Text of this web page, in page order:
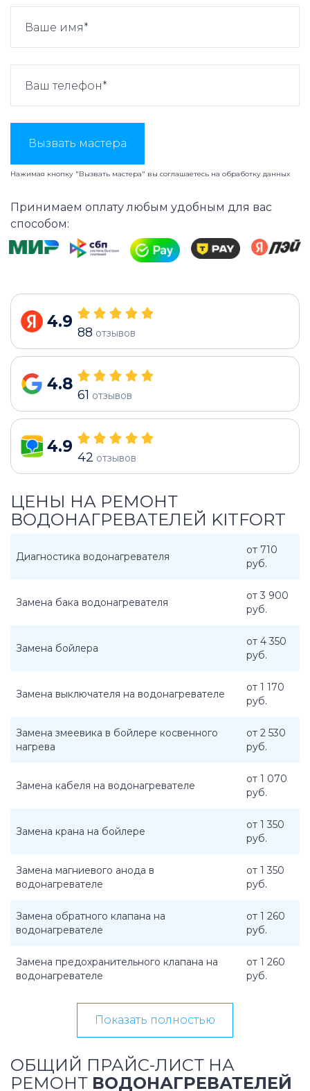
Вызвать мастера
Нажимая кнопку "Вызвать мастера" вы соглашаетесь на обработку данных
Принимаем оплату любым удобным для вас
способом:
4.9
88 отзывов
4.8
61 отзывов
4.9
42 отзывов
ЦЕНЫ НА РЕМОНТ
ВОДОНАГРЕВАТЕЛЕЙ KITFORT
Диагностика водонагревателя
от 710
руб.
Замена бака водонагревателя
от 3 900
руб.
Замена бойлера
от 4 350
руб.
Замена выключателя на водонагревателе
от 1 170
руб.
Замена змеевика в бойлере косвенного
нагрева
от 2 530
руб.
Замена кабеля на водонагревателе
от 1 070
руб.
Замена крана на бойлере
от 1 350
руб.
Замена магниевого анода в
водонагревателе
от 1 350
руб.
Замена обратного клапана на
водонагревателе
от 1 260
руб.
Замена предохранительного клапана на
водонагревателе
от 1 260
руб.
Показать полностью
ОБЩИЙ ПРАЙС-ЛИСТ НА
РЕМОНТ ВОДОНАГРЕВАТЕЛЕЙ